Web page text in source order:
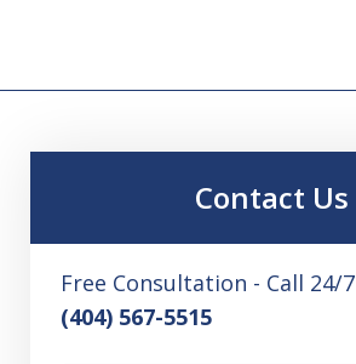
Contact Us
Free Consultation - Call 24/7
(404) 567-5515